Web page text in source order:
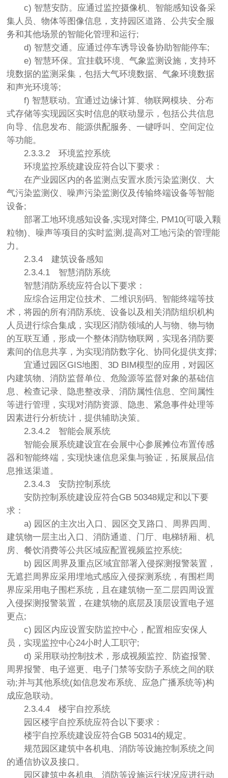
c) 智慧安防。应通过监控摄像机、智能感知设备采
集人员、物体等图像信息，支持园区道路、公共安全服
务和其他场景的智能化管理和运行;
d) 智慧交通。应通过停车诱导设备协助智能停车;
e) 智慧环保。宜挂载环境、气象监测设施，支持环
境数据的监测采集，包括大气环境数据、气象环境数据
和声光环境等;
f) 智慧联动。宜通过边缘计算、物联网模块、分布
式存储等实现园区实时信息的联动显示，包括公共信息
向导、信息发布、能源供配服务、一键呼叫、空间定位
等功能。
2.3.3.2环境监控系统
环境监控系统建设应符合以下要求：
在产业园区内的各监测点安置水质污染监测仪、大
气污染监测仪、噪声污染监测仪及传输终端设备等智能
设备;
部署工地环境感知设备,实现对降尘, PM10(可吸入颗
粒物)、噪声等项目的实时监测,提高对工地污染的管理能
力。
2.3.4建筑设备感知
2.3.4.1 智慧消防系统
智慧消防系统应符合以下要求：
应综合运用定位技术、二维识别码、智能终端等技
术，将园的所有消防系统、设备以及相关消防组织机构
人员进行综合集成，实现区消防领域的人与物、物与物
的互联互通，形成一个整体消防物联网，实现各消防要
素间的信息共享，为实现消防数字化、协同化提供支撑;
宜通过园区GIS地图、3D BIM模型的应用，对园区
内建筑物、消防监督单位、危险源等监督对象的基础信
息、检查记录、隐患整改录、消防属性信息、空间属性
等进行管理，实现对消防资源、隐患、紧急事件处理等
因素进行分析统计，提供辅助决策。
2.3.4.2 智能会展系统
智能会展系统建设宜在会展中心参展摊位布置传感
器和智能终端，实现快速信息采集与验证，拓展展品信
息推送渠道。
2.3.4.3安防控制系统
安防控制系统建设应符合GB 50348规定和以下要
求：
a) 园区的主次出入口、园区交叉路口、周界四周、
建筑物一层主出入口、消防通道、门厅、电梯轿厢、机
房、餐饮消费等公共区域应配置视频监控系统;
b) 园区周界及重点区域宜部署入侵探测报警装置，
无遮拦周界应采用埋地式感应入侵探测系统，有围栏周
界应采用电子围栏系统，且在建筑物一至二层四周设置
入侵探测报警装置，在建筑物的底层及顶层设置电子巡
更点;
c) 园区内应设置安防监控中心，配置相应安保人
员，实现监控中心24小时人工职守;
d) 采用联动控制技术，形成视频监控、防盗报警、
周界报警、电子巡更、电子门禁等安防子系统之间的联
动;并与其他系统(如信息发布系统、应急广播系统等)构
成应急联动。
2.3.4.4楼宇自控系统
园区楼宇自控系统应符合以下要求：
楼宇自控系统建设应符合GB 50314的规定。
规范园区建筑中各机电、消防等设施控制系统之间
的通信协议及接口。
园区建筑中各机电、消防等设施运行状况应进行动